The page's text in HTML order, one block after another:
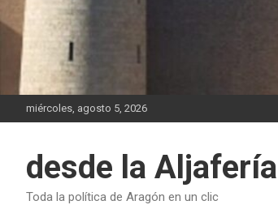
miércoles, agosto 5, 2026
desde la Aljafería
Toda la política de Aragón en un clic